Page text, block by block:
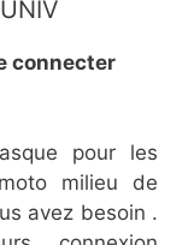
connecter
pour les
milieu de
avez besoin .